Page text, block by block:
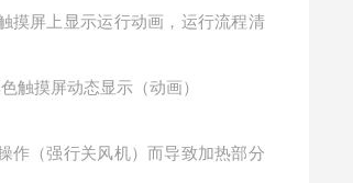
摸屏上显示运行动画，运行流程清
触摸屏动态显示（动画）
作（强行关风机）而导致加热部分